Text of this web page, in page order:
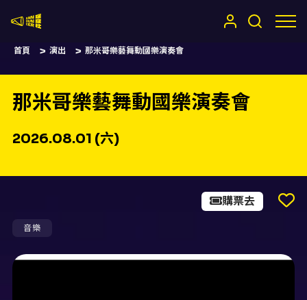
首頁 演出 那米哥樂藝舞動國樂演奏會
那米哥樂藝舞動國樂演奏會
2026.08.01 (六)
音樂
購票去